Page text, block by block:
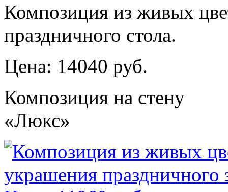
Композиция из живых
праздничного стола.
Цена: 14040 руб.
Композиция на стену
«Люкс»